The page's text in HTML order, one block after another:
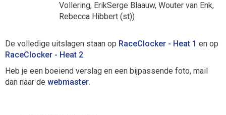
Vollering, ErikSerge Blaauw, Wouter van Enk,
Rebecca Hibbert (st))
De volledige uitslagen staan op RaceClocker - Heat 1 en op
RaceClocker - Heat 2.
Heb je een boeiend verslag en een bijpassende foto, mail
dan naar de webmaster.